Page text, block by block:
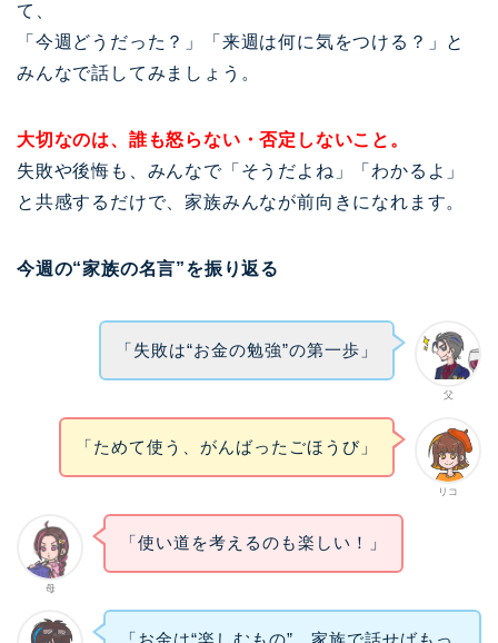
て、
「今週どうだった？」「来週は何に気をつける？」と
みんなで話してみましょう。
大切なのは、誰も怒らない・否定しないこと。
失敗や後悔も、みんなで「そうだよね」「わかるよ」
と共感するだけで、家族みんなが前向きになれます。
今週の“家族の名言”を振り返る
父
「失敗は“お金の勉強”の第一歩」
リコ
「ためて使う、がんばったごほうび」
母
「使い道を考えるのも楽しい！」
「お金は“楽しむもの”。家族で話せばもっ